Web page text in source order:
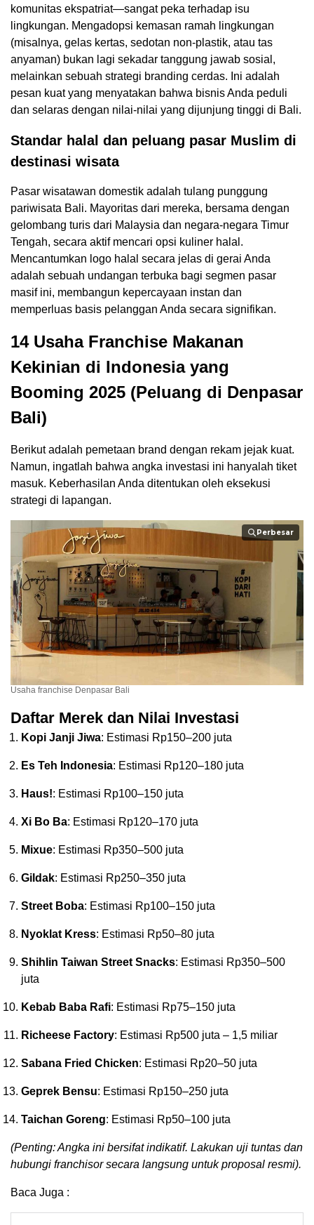
komunitas ekspatriat—sangat peka terhadap isu
lingkungan. Mengadopsi kemasan ramah lingkungan
(misalnya, gelas kertas, sedotan non-plastik, atau tas
anyaman) bukan lagi sekadar tanggung jawab sosial,
melainkan sebuah strategi branding cerdas. Ini adalah
pesan kuat yang menyatakan bahwa bisnis Anda peduli
dan selaras dengan nilai-nilai yang dijunjung tinggi di Bali.
Standar halal dan peluang pasar Muslim di
destinasi wisata
Pasar wisatawan domestik adalah tulang punggung
pariwisata Bali. Mayoritas dari mereka, bersama dengan
gelombang turis dari Malaysia dan negara-negara Timur
Tengah, secara aktif mencari opsi kuliner halal.
Mencantumkan logo halal secara jelas di gerai Anda
adalah sebuah undangan terbuka bagi segmen pasar
masif ini, membangun kepercayaan instan dan
memperluas basis pelanggan Anda secara signifikan.
14 Usaha Franchise Makanan
Kekinian di Indonesia yang
Booming 2025 (Peluang di Denpasar
Bali)
Berikut adalah pemetaan brand dengan rekam jejak kuat.
Namun, ingatlah bahwa angka investasi ini hanyalah tiket
masuk. Keberhasilan Anda ditentukan oleh eksekusi
strategi di lapangan.
Perbesar
Usaha franchise Denpasar Bali
Daftar Merek dan Nilai Investasi
Kopi Janji Jiwa: Estimasi Rp150–200 juta
Es Teh Indonesia: Estimasi Rp120–180 juta
Haus!: Estimasi Rp100–150 juta
Xi Bo Ba: Estimasi Rp120–170 juta
Mixue: Estimasi Rp350–500 juta
Gildak: Estimasi Rp250–350 juta
Street Boba: Estimasi Rp100–150 juta
Nyoklat Kress: Estimasi Rp50–80 juta
Shihlin Taiwan Street Snacks: Estimasi Rp350–500
juta
Kebab Baba Rafi: Estimasi Rp75–150 juta
Richeese Factory: Estimasi Rp500 juta – 1,5 miliar
Sabana Fried Chicken: Estimasi Rp20–50 juta
Geprek Bensu: Estimasi Rp150–250 juta
Taichan Goreng: Estimasi Rp50–100 juta
(Penting: Angka ini bersifat indikatif. Lakukan uji tuntas dan
hubungi franchisor secara langsung untuk proposal resmi).
Baca Juga :